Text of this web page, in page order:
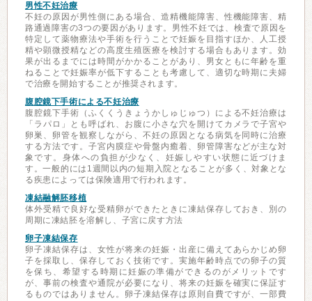
男性不妊治療
不妊の原因が男性側にある場合、造精機能障害、性機能障害、精
路通過障害の3つの要因があります。男性不妊では、検査で原因を
特定して薬物療法や手術を行うことで妊娠を目指すほか、人工授
精や顕微授精などの高度生殖医療を検討する場合もあります。効
果が出るまでには時間がかかることがあり、男女ともに年齢を重
ねることで妊娠率が低下することも考慮して、適切な時期に夫婦
で治療を開始することが推奨されます。
腹腔鏡下手術による不妊治療
腹腔鏡下手術（ふくくうきょうかしゅじゅつ）による不妊治療は
「ラパロ」とも呼ばれ、お腹に小さな穴を開けてカメラで子宮や
卵巣、卵管を観察しながら、不妊の原因となる病気を同時に治療
する方法です。子宮内膜症や骨盤内癒着、卵管障害などが主な対
象です。身体への負担が少なく、妊娠しやすい状態に近づけま
す。一般的には1週間以内の短期入院となることが多く、対象とな
る疾患によっては保険適用で行われます。
凍結融解胚移植
体外受精で良好な受精卵ができたときに凍結保存しておき、別の
周期に凍結胚を溶解し、子宮に戻す方法
卵子凍結保存
卵子凍結保存は、女性が将来の妊娠・出産に備えてあらかじめ卵
子を採取し、保存しておく技術です。実施年齢時点での卵子の質
を保ち、希望する時期に妊娠の準備ができるのがメリットです
が、事前の検査や通院が必要になり、将来の妊娠を確実に保証す
るものではありません。卵子凍結保存は原則自費ですが、一部費